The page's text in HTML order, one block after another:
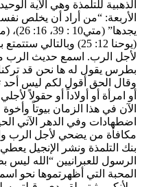
الأربعة: “من أراد أن يخلص
(يوحنا 12: 25)
لأجل الرب. اسمع حديث الرب
بطرس يقول له ها نحن قد
وقال الحق أقول لكم ليس أحد
أو امرأة أو أولاداً أو حقولاً
الآن في هذا الزمان بيوتاً
مكافأة من يضحي لأجل الرب
الرسول للعبرانيين “الله
المحبة التي أظهرتموها نحو